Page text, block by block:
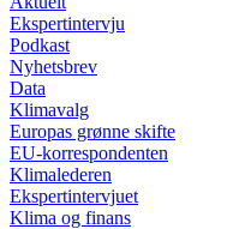
Ekspertintervju
Podkast
Nyhetsbrev
Data
Klimavalg
Europas grønne skifte
EU-korrespondenten
Klimalederen
Ekspertintervjuet
Klima og finans